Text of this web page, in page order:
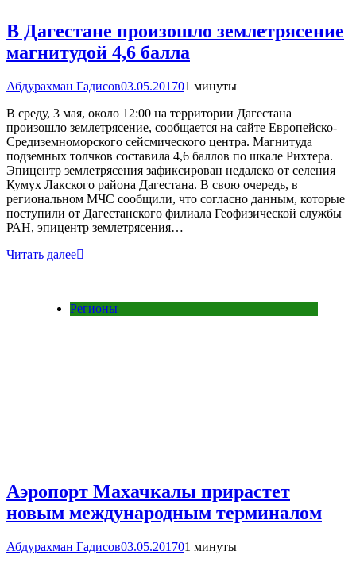
В Дагестане произошло землетрясение
магнитудой 4,6 балла
Абдурахман Гадисов03.05.201701 минуты
В среду, 3 мая, около 12:00 на территории Дагестана
произошло землетрясение, сообщается на сайте Европейско-
Средиземноморского сейсмического центра. Магнитуда
подземных толчков составила 4,6 баллов по шкале Рихтера.
Эпицентр землетрясения зафиксирован недалеко от селения
Кумух Лакского района Дагестана. В свою очередь, в
региональном МЧС сообщили, что согласно данным, которые
поступили от Дагестанского филиала Геофизической службы
РАН, эпицентр землетрясения…
Читать далее
Регионы
Аэропорт Махачкалы прирастет
новым международным терминалом
Абдурахман Гадисов03.05.201701 минуты